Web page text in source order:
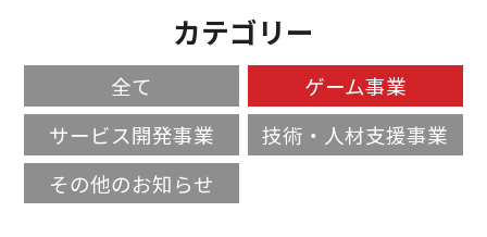
カテゴリー
全て
ゲーム事業
サービス開発事業
技術・人材支援事業
その他のお知らせ